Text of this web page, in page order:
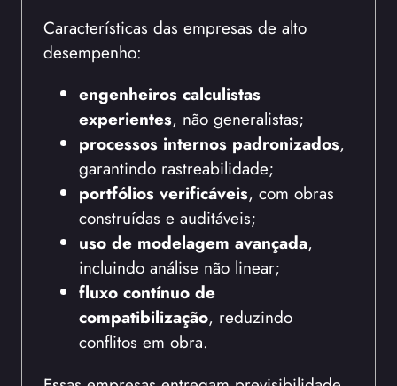
Características das empresas de alto
desempenho:
engenheiros calculistas
experientes, não generalistas;
processos internos padronizados,
garantindo rastreabilidade;
portfólios verificáveis, com obras
construídas e auditáveis;
uso de modelagem avançada,
incluindo análise não linear;
fluxo contínuo de
compatibilização, reduzindo
conflitos em obra.